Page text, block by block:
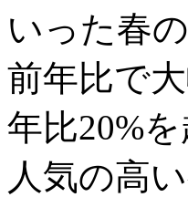
いった春
前年比で
年比20%
人気の高